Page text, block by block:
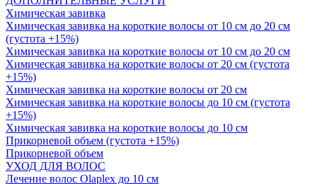
Химическая завивка
Химическая завивка на короткие волосы от 10 см до 20 см
(густота +15%)
Химическая завивка на короткие волосы от 10 см до 20 см
Химическая завивка на короткие волосы от 20 см (густота
+15%)
Химическая завивка на короткие волосы от 20 см
Химическая завивка на короткие волосы до 10 см (густота
+15%)
Химическая завивка на короткие волосы до 10 см
Прикорневой объем (густота +15%)
Прикорневой объем
УХОД ДЛЯ ВОЛОС
Лечение волос Olapleх до 10 см